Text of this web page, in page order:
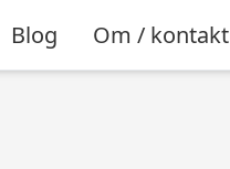
Blog Om / kontakt